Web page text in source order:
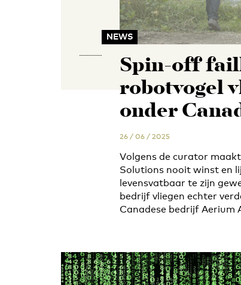
NEWS
Spin-off
robotvogel
onder
26 / 06 / 2025
Volgens de curator
Solutions nooit winst en
levensvatbaar te zijn
bedrijf vliegen echter
Canadese bedrijf Aerium